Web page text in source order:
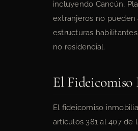
incluyendo Cancún,
extranjeros no
estructuras
no residencial.
El
El fideicomiso
artículos 381 al 407 de